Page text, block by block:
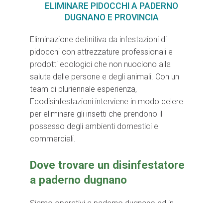
ELIMINARE PIDOCCHI A PADERNO
DUGNANO E PROVINCIA
Eliminazione definitiva da infestazioni di
pidocchi con attrezzature professionali e
prodotti ecologici che non nuociono alla
salute delle persone e degli animali. Con un
team di pluriennale esperienza,
Ecodisinfestazioni interviene in modo celere
per eliminare gli insetti che prendono il
possesso degli ambienti domestici e
commerciali.
Dove trovare un disinfestatore
a paderno dugnano